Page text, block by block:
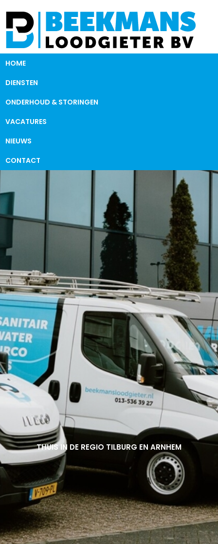
HOME
DIENSTEN
ONDERHOUD & STORINGEN
VACATURES
NIEUWS
CONTACT
THUIS IN DE REGIO TILBURG EN ARNHEM
THUIS IN DE REGIO TILBURG EN ARNHEM
THUIS IN DE REGIO TILBURG EN ARNHEM